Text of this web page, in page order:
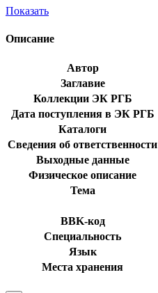
Показать
Описание
Автор
Заглавие
Коллекции ЭК РГБ
Дата поступления в ЭК РГБ
Каталоги
Сведения об ответственности
Выходные данные
Физическое описание
Тема
BBK-код
Специальность
Язык
Места хранения